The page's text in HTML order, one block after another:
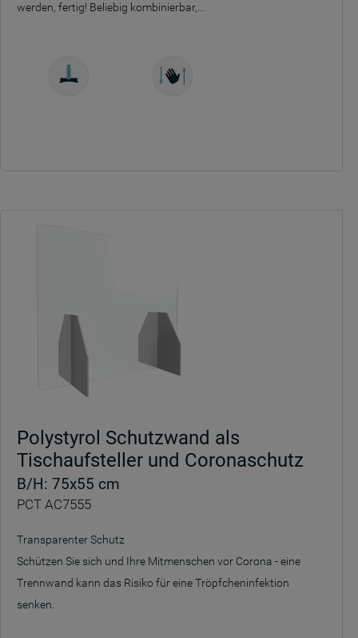
werden, fertig! Beliebig kombinierbar,...
Polystyrol Schutzwand als
Tischaufsteller und Coronaschutz
B/H: 75x55 cm
PCT AC7555
Transparenter Schutz
Schützen Sie sich und Ihre Mitmenschen vor Corona - eine
Trennwand kann das Risiko für eine Tröpfcheninfektion
senken.